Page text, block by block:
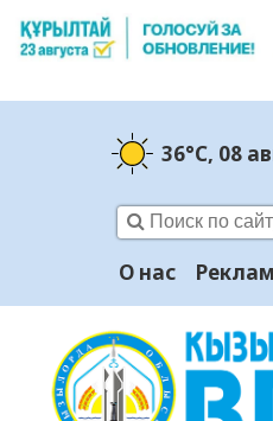
36°C, 08
О нас